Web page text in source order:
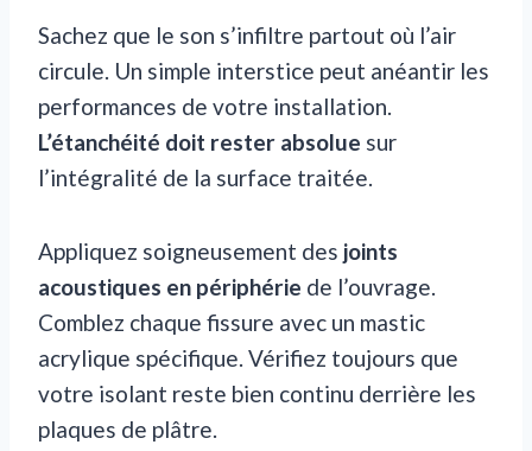
Sachez que le son s’infiltre partout où l’air
circule. Un simple interstice peut anéantir les
performances de votre installation.
L’étanchéité doit rester absolue sur
l’intégralité de la surface traitée.
Appliquez soigneusement des joints
acoustiques en périphérie de l’ouvrage.
Comblez chaque fissure avec un mastic
acrylique spécifique. Vérifiez toujours que
votre isolant reste bien continu derrière les
plaques de plâtre.